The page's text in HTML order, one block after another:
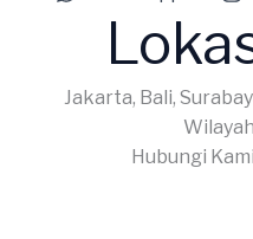
Jakarta, Bali,
Hubungi